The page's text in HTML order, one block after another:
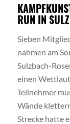
RUN IN
Sieben
nahmen am
Sulzbach-
einen
Teilnehmer
Wände
Strecke hatte